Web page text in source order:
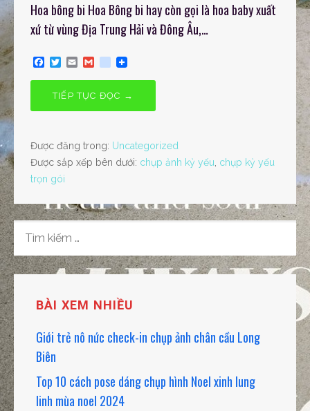
Hoa bông bi Hoa Bông bi hay còn gọi là hoa baby xuất
xứ từ vùng Địa Trung Hải và Đông Âu,…
c
k
w
i
t
m
a
i
G
m
a
i
o
g
b
o
o
r
k
TIẾP TỤC ĐỌC →
Được đăng trong: Uncategorized
Được sắp xếp bên dưới: chụp ảnh kỷ yếu chụp kỷ yếu
trọn gói
KIẾM
CHO:
BÀI XEM NHIỀU
Giới trẻ nô nức check-in chụp ảnh chân cầu Long
Biên
Top 10 cách pose dáng chụp hình Noel xinh lung
linh mùa noel 2024